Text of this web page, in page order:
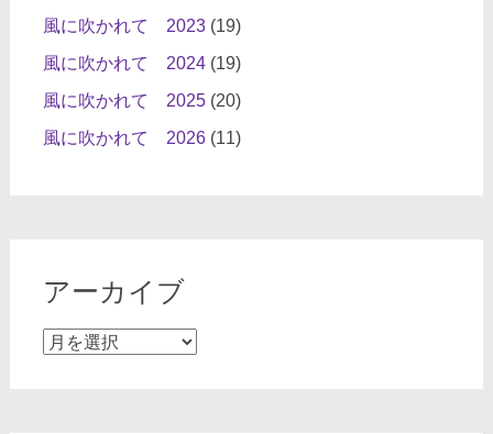
風に吹かれて 2023(19)
風に吹かれて 2024(19)
風に吹かれて 2025(20)
風に吹かれて 2026(11)
アーカイブ
ア